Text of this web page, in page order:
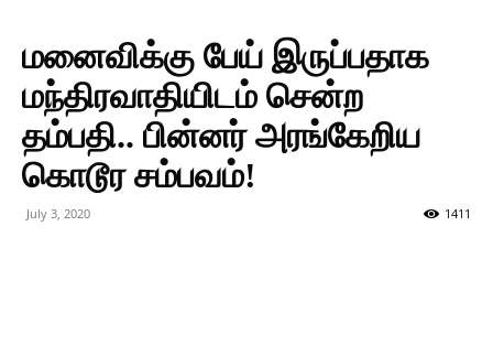
மனைவிக்கு பேய் இருப்பதாக
மந்திரவாதியிடம் சென்ற
தம்பதி.. பின்னர் அரங்கேறிய
கொடூர சம்பவம்!
July 3, 2020 1411